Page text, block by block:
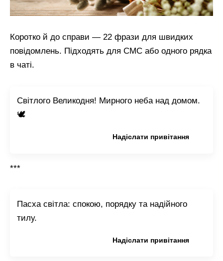
Коротко й до справи — 22 фрази для швидких
повідомлень. Підходять для СМС або одного рядка
в чаті.
Світлого Великодня! Мирного неба над домом.
🕊️
Надіслати привітання
***
Пасха світла: спокою, порядку та надійного
тилу.
Надіслати привітання